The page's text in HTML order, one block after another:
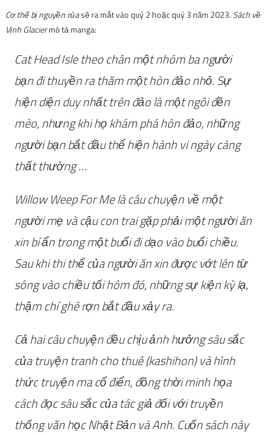
Cơ thể bị nguyền rủasẽ ra mắt vào quý 2 hoặc quý 3 năm 2023. Sách về
Vịnh Glaciermô tả manga:
Cat Head Isle theo chân một nhóm ba người
bạn đi thuyền ra thăm một hòn đảo nhỏ. Sự
hiện diện duy nhất trên đảo là một ngôi đền
mèo, nhưng khi họ khám phá hòn đảo, những
người bạn bắt đầu thể hiện hành vi ngày càng
thất thường …
Willow Weep For Me là câu chuyện về một
người mẹ và cậu con trai gặp phải một người ăn
xin bí ẩn trong một buổi đi dạo vào buổi chiều.
Sau khi thi thể của người ăn xin được vớt lên từ
sông vào chiều tối hôm đó, những sự kiện kỳ ​​lạ,
thậm chí ghê rợn bắt đầu xảy ra.
Cả hai câu chuyện đều chịu ảnh hưởng sâu sắc
của truyện tranh cho thuê (kashihon) và hình
thức truyện ma cổ điển, đồng thời minh họa
cách đọc sâu sắc của tác giả đối với truyền
thống văn học Nhật Bản và Anh. Cuốn sách này